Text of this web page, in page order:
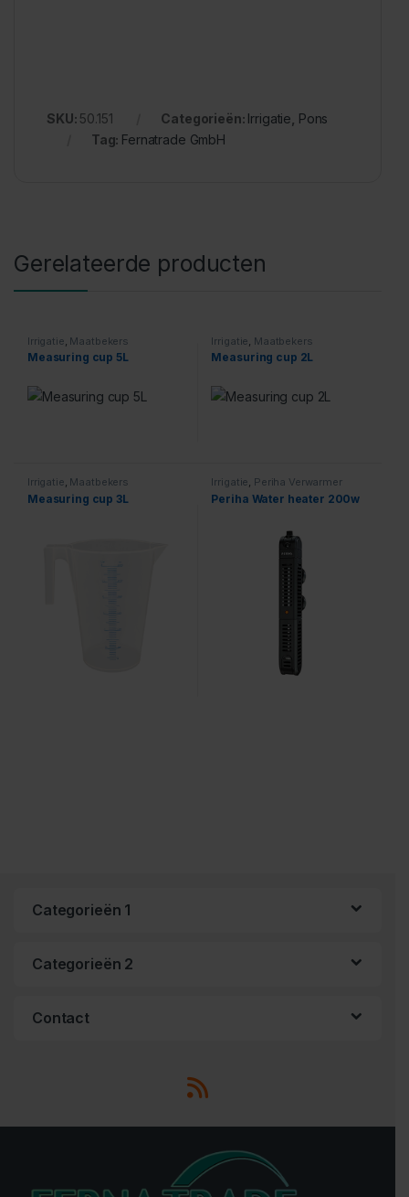
SKU: 50.151 Categorieën: Irrigatie Pons
Tag: Fernatrade GmbH
Gerelateerde producten
Irrigatie Maatbekers
Measuring cup 5L
Irrigatie Maatbekers
Measuring cup 2L
Irrigatie, Maatbekers
Measuring cup 3L
Irrigatie, Periha Verwarmer
Periha Water heater 200w
Categorieën 1
Categorieën 2
Contact